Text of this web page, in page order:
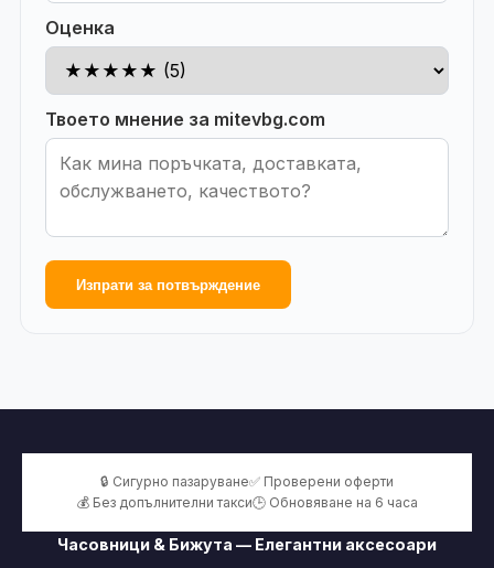
Оценка
Твоето мнение за mitevbg.com
Изпрати за потвърждение
🔒 Сигурно пазаруване✅ Проверени оферти
💰 Без допълнителни такси🕒 Обновяване на 6 часа
Часовници & Бижута — Елегантни аксесоари